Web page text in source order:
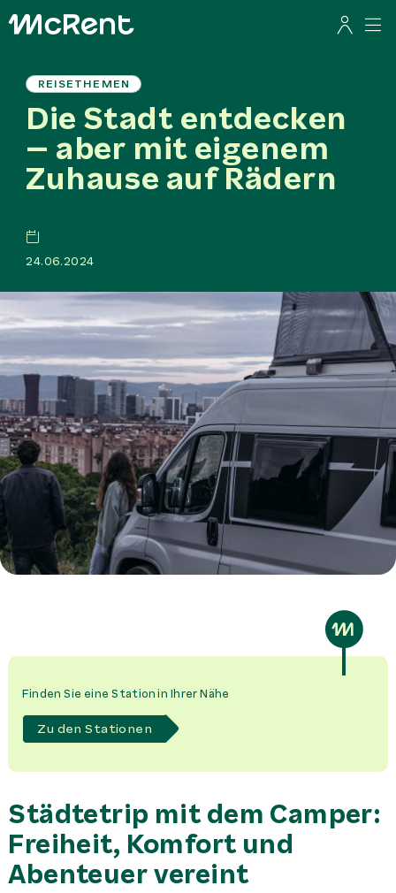
REISETHEMEN
Die Stadt entdecken
– aber mit eigenem
Zuhause auf Rädern
24.06.2024
Finden Sie eine Station in Ihrer Nähe
Zu den Stationen
Städtetrip mit dem Camper:
Freiheit, Komfort und
Abenteuer vereint